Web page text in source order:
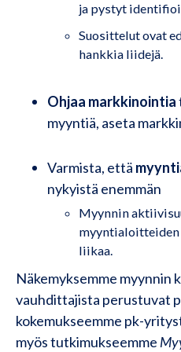
ja pystyt
Suosittelut ovat
hankkia liidejä.
Ohjaa markkinointia
myyntiä, aseta
Varmista, että
nykyistä enemmän
Myynnin
myyntialoitteiden
liikaa.
Näkemyksemme myynnin
vauhdittajista perustuvat
kokemukseemme pk-
myös tutkimukseemme